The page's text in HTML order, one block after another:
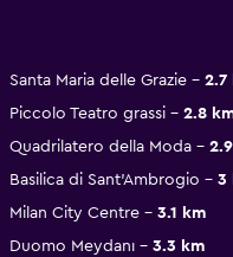
Santa Maria delle Grazie
2.7
Piccolo Teatro grassi
2.8
Quadrilatero della Moda
Basilica di Sant'Ambrogio
3
Milan City Centre
3.1 km
Duomo Meydanı 3.3 km